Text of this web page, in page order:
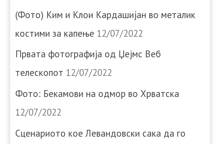
(Фото) Ким и Клои Кардашијан во металик
костими за капење 12/07/2022
Првата фотографија од Џејмс Веб
телескопот 12/07/2022
Фото: Бекамови на одмор во Хрватска
12/07/2022
Сценариото кое Левандовски сака да го